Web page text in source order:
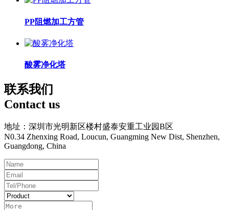
PP阻燃加工方管
酸雾净化塔
联系我们
Contact us
地址：深圳市光明新区楼村盛泰安重工业园B区
N0.34 Zhenxing Road, Loucun, Guangming New Dist, Shenzhen,
Guangdong, China